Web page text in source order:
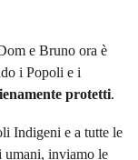
e Bruno ora è
i Popoli e i
protetti.
Indigeni e a tutte le
umani, inviamo le